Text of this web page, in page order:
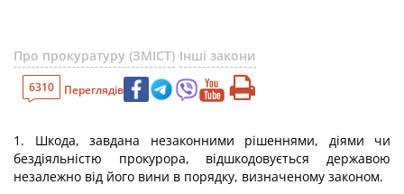
Про прокуратуру (ЗМІСТ) Інші закони
6310 Переглядів
1. Шкода, завдана незаконними рішеннями, діями чи
бездіяльністю прокурора, відшкодовується державою
незалежно від його вини в порядку, визначеному законом.